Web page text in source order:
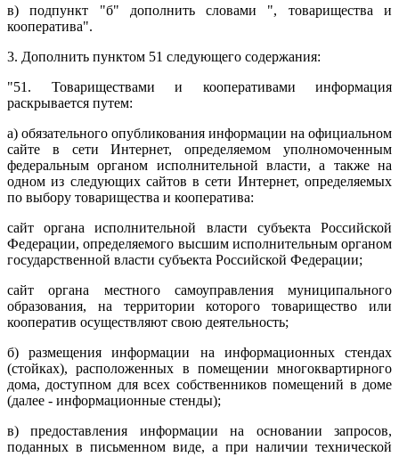
в) подпункт "б" дополнить словами ", товарищества и
кооператива".
3. Дополнить пунктом 51 следующего содержания:
"51. Товариществами и кооперативами информация
раскрывается путем:
а) обязательного опубликования информации на официальном
сайте в сети Интернет, определяемом уполномоченным
федеральным органом исполнительной власти, а также на
одном из следующих сайтов в сети Интернет, определяемых
по выбору товарищества и кооператива:
сайт органа исполнительной власти субъекта Российской
Федерации, определяемого высшим исполнительным органом
государственной власти субъекта Российской Федерации;
сайт органа местного самоуправления муниципального
образования, на территории которого товарищество или
кооператив осуществляют свою деятельность;
б) размещения информации на информационных стендах
(стойках), расположенных в помещении многоквартирного
дома, доступном для всех собственников помещений в доме
(далее - информационные стенды);
в) предоставления информации на основании запросов,
поданных в письменном виде, а при наличии технической